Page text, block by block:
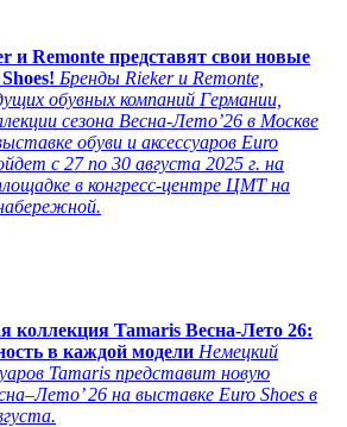
и Remonte представят свои новые
Бренды Rieker и Remonte,
обувных компаний Германии,
сезона Весна-Лето’26 в Москве
обуви и аксессуаров Euro
c 27 по 30 августа 2025 г. на
в конгресс-центре ЦМТ на
коллекция Tamaris Весна-Лето 26:
в каждой модели Немецкий
Tamaris представит новую
26 на выставке Euro Shoes в